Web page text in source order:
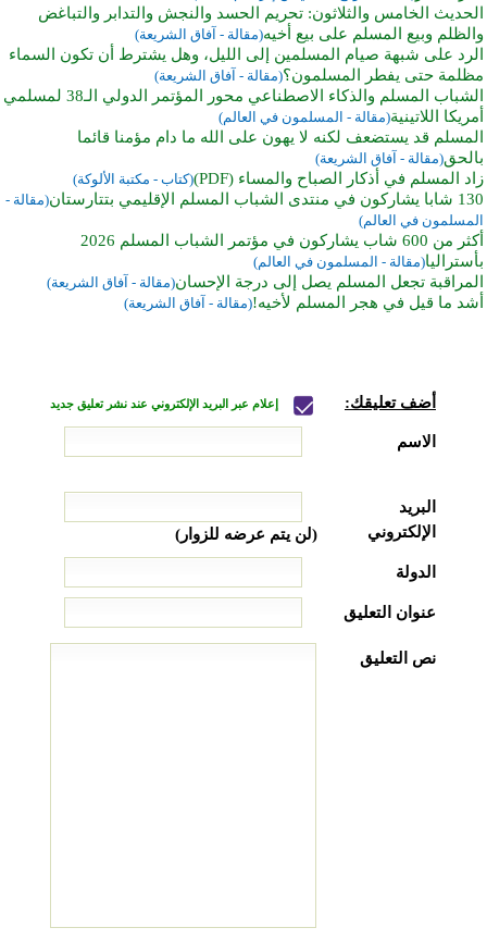
الحديث الخامس والثلاثون: تحريم الحسد والنجش والتدابر والتباغض
والظلم وبيع المسلم على بيع أخيه(مقالة - آفاق الشريعة)
الرد على شبهة صيام المسلمين إلى الليل، وهل يشترط أن تكون السماء
مظلمة حتى يفطر المسلمون؟(مقالة - آفاق الشريعة)
الشباب المسلم والذكاء الاصطناعي محور المؤتمر الدولي الـ38 لمسلمي
أمريكا اللاتينية(مقالة - المسلمون في العالم)
المسلم قد يستضعف لكنه لا يهون على الله ما دام مؤمنا قائما
بالحق(مقالة - آفاق الشريعة)
زاد المسلم في أذكار الصباح والمساء (PDF) (كتاب - مكتبة الألوكة)
130 شابا يشاركون في منتدى الشباب المسلم الإقليمي بتتارستان
(مقالة -
المسلمون في العالم)
أكثر من 600 شاب يشاركون في مؤتمر الشباب المسلم 2026
بأستراليا(مقالة - المسلمون في العالم)
المراقبة تجعل المسلم يصل إلى درجة الإحسان(مقالة - آفاق الشريعة)
أشد ما قيل في هجر المسلم لأخيه!(مقالة - آفاق الشريعة)
أضف تعليقك: إعلام عبر البريد الإلكتروني عند نشر تعليق جديد
الاسم
البريد
الإلكتروني
(لن يتم عرضه للزوار)
الدولة
عنوان التعليق
نص التعليق